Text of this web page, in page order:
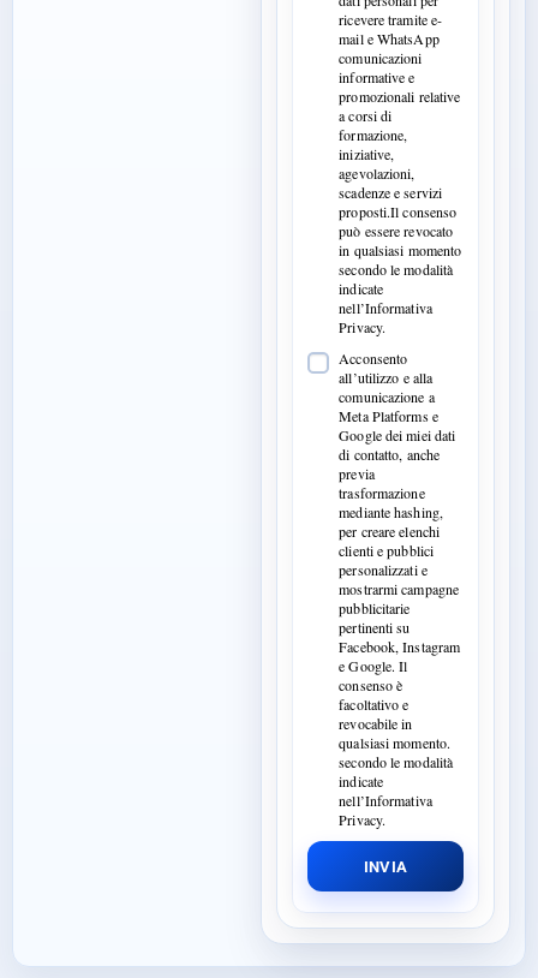
ricevere tramite e-
mail e WhatsApp
comunicazioni
informative e
promozionali relative
a corsi di
formazione,
iniziative,
agevolazioni,
scadenze e servizi
proposti.Il consenso
può essere revocato
in qualsiasi momento
secondo le modalità
indicate
nell’Informativa
Privacy.
Acconsento
all’utilizzo e alla
comunicazione a
Meta Platforms e
Google dei miei dati
di contatto, anche
previa
trasformazione
mediante hashing,
per creare elenchi
clienti e pubblici
personalizzati e
mostrarmi campagne
pubblicitarie
pertinenti su
Facebook, Instagram
e Google. Il
consenso è
facoltativo e
revocabile in
qualsiasi momento.
secondo le modalità
indicate
nell’Informativa
Privacy.
INVIA